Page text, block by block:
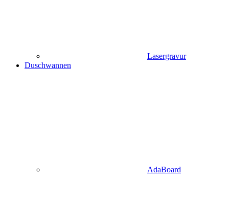
Lasergravur
Duschwannen
AdaBoard